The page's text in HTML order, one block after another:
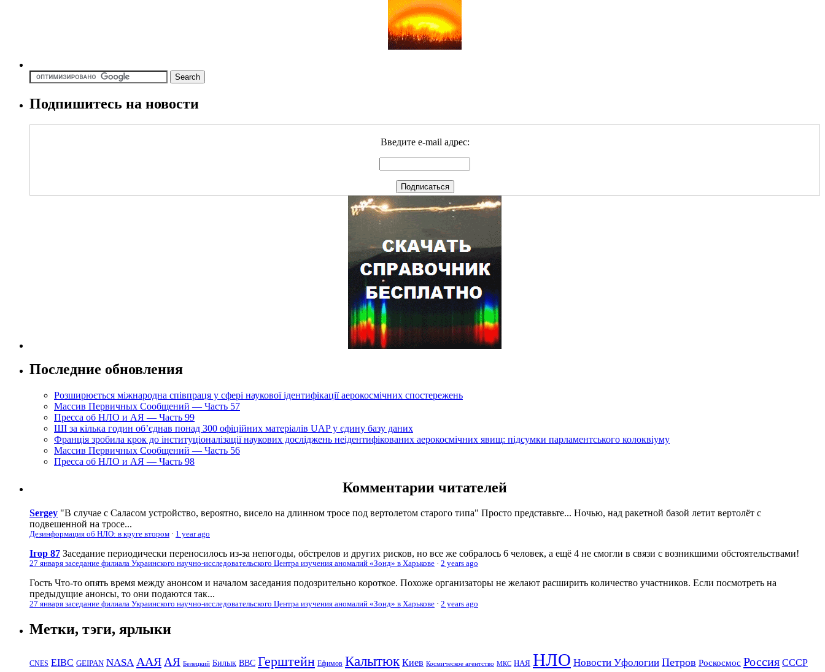
Подпишитесь на новости
Введите e-mail адрес:
Последние обновления
Розширюється міжнародна співпраця у сфері наукової ідентифікації аерокосмічних спостережень
Массив Первичных Сообщений — Часть 57
Пресса об НЛО и АЯ — Часть 99
ШІ за кілька годин об’єднав понад 300 офіційних матеріалів UAP у єдину базу даних
Франція зробила крок до інституціоналізації наукових досліджень неідентифікованих аерокосмічних явищ: підсумки парламентського колоквіуму
Массив Первичных Сообщений — Часть 56
Пресса об НЛО и АЯ — Часть 98
Комментарии читателей
Sergey "В случае с Саласом устройство, вероятно, висело на длинном тросе под вертолетом старого типа" Просто представьте... Ночью, над ракетной базой летит вертолёт с
подвешенной на тросе...
Дезинформация об НЛО: в круге втором · 1 year ago
Ігор 87 Заседание периодически переносилось из-за непогоды, обстрелов и других рисков, но все же собралось 6 человек, а ещё 4 не смогли в связи с возникшими обстоятельствами!
27 января заседание филиала Украинского научно-исследовательского Центра изучения аномалий «Зонд» в Харькове · 2 years ago
Гость Что-то опять время между анонсом и началом заседания подозрительно короткое. Похоже организаторы не желают расширить количество участников. Если посмотреть на
предыдущие анонсы, то они подаются так...
27 января заседание филиала Украинского научно-исследовательского Центра изучения аномалий «Зонд» в Харькове · 2 years ago
Метки, тэги, ярлыки
CNES EIBC GEIPAN NASA ААЯАЯ Белецкий Билык ВВС Герштейн Ефимов Калытюк Киев Космическое агентство МКС НАЯ НЛО Новости Уфологии Петров Роскосмос Россия СССР